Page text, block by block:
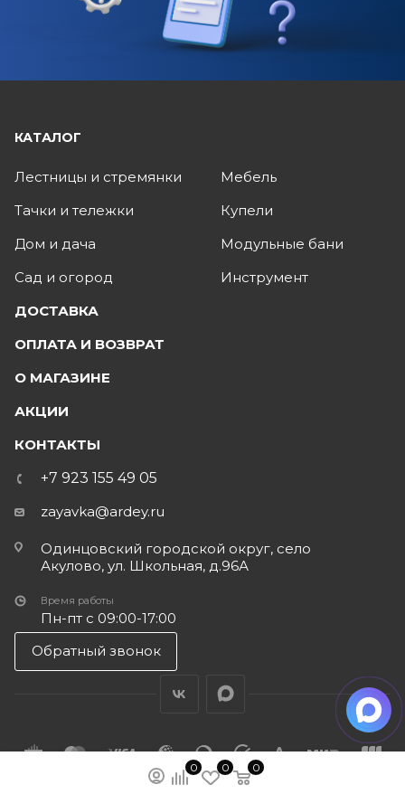
0 0 0
КАТАЛОГ
Лестницы и стремянки
Тачки и тележки
Дом и дача
Сад и огород
Мебель
Купели
Модульные бани
Инструмент
ДОСТАВКА
ОПЛАТА И ВОЗВРАТ
О МАГАЗИНЕ
АКЦИИ
КОНТАКТЫ
+7 923 155 49 05
zayavka@ardey.ru
Одинцовский городской округ, село
Акулово, ул. Школьная, д.96А
Время работы
Пн-пт с 09:00-17:00
Обратный звонок